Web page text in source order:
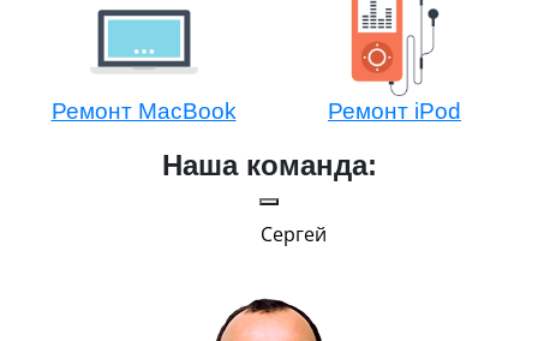
Ремонт MacBook Ремонт iPod
Наша команда:
Сергей